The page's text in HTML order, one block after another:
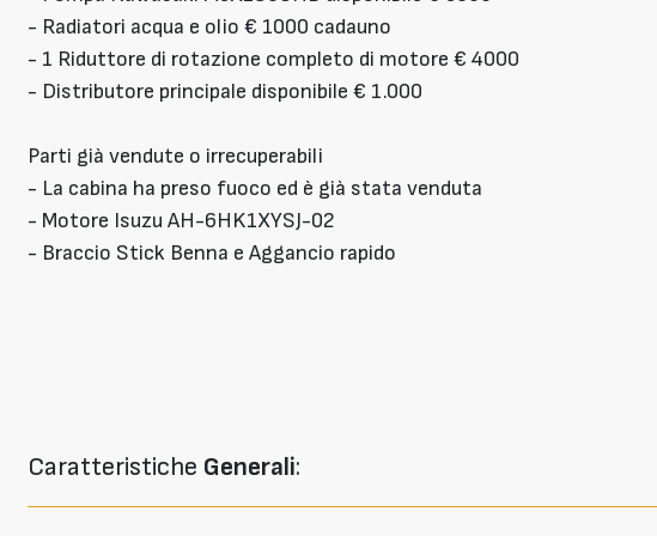
- Radiatori acqua e olio € 1000 cadauno
- 1 Riduttore di rotazione completo di motore € 4000
- Distributore principale disponibile € 1.000
Parti già vendute o irrecuperabili
- La cabina ha preso fuoco ed è già stata venduta
- Motore Isuzu AH-6HK1XYSJ-02
- Braccio Stick Benna e Aggancio rapido
Caratteristiche Generali: